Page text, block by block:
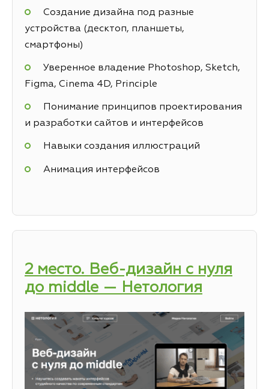
Создание дизайна под разные
устройства (десктоп, планшеты,
смартфоны)
Уверенное владение Photoshop, Sketch,
Figma, Cinema 4D, Principle
Понимание принципов проектирования
и разработки сайтов и интерфейсов
Навыки создания иллюстраций
Анимация интерфейсов
2 место. Веб-дизайн с нуля
до middle — Нетология